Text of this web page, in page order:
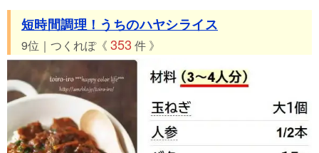
短時間調理！うちのハヤシライス
9位｜つくれぽ《 353 件 》